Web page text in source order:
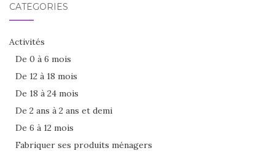
CATÉGORIES
Activités
De 0 à 6 mois
De 12 à 18 mois
De 18 à 24 mois
De 2 ans à 2 ans et demi
De 6 à 12 mois
Fabriquer ses produits ménagers